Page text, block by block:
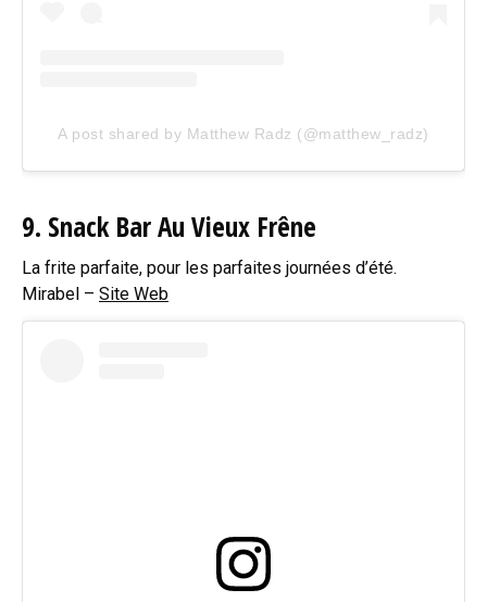
A post shared by Matthew Radz (@matthew_radz)
9. Snack Bar Au Vieux Frêne
La frite parfaite, pour les parfaites journées d’été.
Mirabel – Site Web